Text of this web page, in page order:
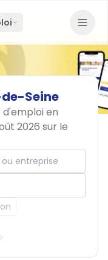
Seine
en
2026 sur le